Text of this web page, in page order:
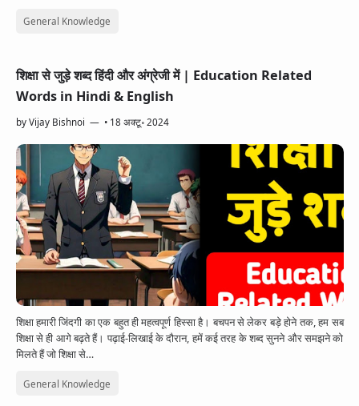
General Knowledge
शिक्षा से जुड़े शब्द हिंदी और अंग्रेजी में | Education Related
Words in Hindi & English
byVijay Bishnoi • 18 अक्टू॰ 2024
शिक्षा हमारी जिंदगी का एक बहुत ही महत्वपूर्ण हिस्सा है। बचपन से लेकर बड़े होने तक, हम सब
शिक्षा से ही आगे बढ़ते हैं। पढ़ाई-लिखाई के दौरान, हमें कई तरह के शब्द सुनने और समझने को
मिलते हैं जो शिक्षा से…
General Knowledge